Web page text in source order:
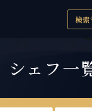
検索
シェフ一